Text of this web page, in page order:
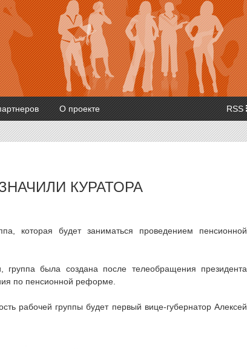
О проекте RSS
КУРАТОРА
которая будет заниматься проведением пенсионной
была создана после телеобращения президента
по пенсионной реформе.
рабочей группы будет первый вице-губернатор Алексей